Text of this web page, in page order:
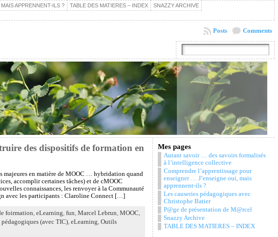
APPRENNENT-ILS ? TABLE DES MATIERES – INDEX
SNAZZY ARCHIVE
Comments
Posts
des dispositifs de formation en
majeures en matière de MOOC … hybridation quand
accomplir certaines tâches) et de cMOOC
connaissances, les renvoyer à la Communauté
avec les participants : Claroline Connect […]
foirmation eLearning fun Marcel Lebrun MOOC
(avec TIC), eLearning Outils
Mes pages
Autant savoir … des savoirs formalisés
à l’intelligence collective
Comprendre l’apprentissage pour
enseigner … J’enseigne oui, mais
apprennent-ils ?
Les causeries pédagogiques avec
Christophe Batier
P@ge de présentation de M@rcel
Snazzy Archive
TABLE DES MATIERES – INDEX